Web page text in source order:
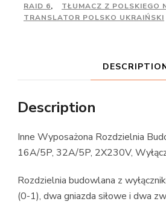
RAID 6, TŁUMACZ Z POLSKIEGO
TRANSLATOR POLSKO UKRAIŃSKI
Description
Inne Wyposażona Rozdzielnia
16A/5P, 32A/5P, 2X230V,
Rozdzielnia budowlana z
(0-1), dwa gniazda siłowe i dwa